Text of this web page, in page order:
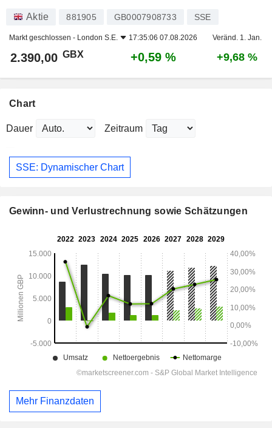
Aktie 881905 GB0007908733 SSE
Markt geschlossen - London S.E. 17:35:06 07.08.2026 Veränd. 1. Jan.
2.390,00 GBX +0,59 % +9,68 %
Chart
Dauer Zeitraum
SSE: Dynamischer Chart
Gewinn- und Verlustrechnung sowie Schätzungen
Mehr Finanzdaten